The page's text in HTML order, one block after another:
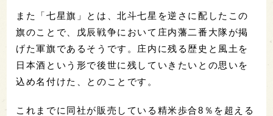
また「七星旗」とは、北斗七星を逆さに配したこの
旗のことで、戊辰戦争において庄内藩二番大隊が掲
げた軍旗であるそうです。庄内に残る歴史と風土を
日本酒という形で後世に残していきたいとの思いを
込め名付けた、とのことです。
これまでに同社が販売している精米歩合8％を超える